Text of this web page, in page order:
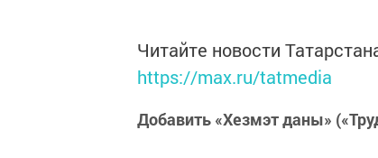
Читайте новости
https://max.ru/tatmedia
Добавить «Хезмэт даны»